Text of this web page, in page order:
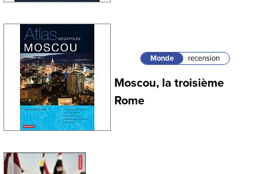
Monde recension
Moscou, la troisième
Rome